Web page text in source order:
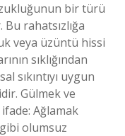
bir türü
rahatsızlığa
veya üzüntü hissi
sıklığından
sıkıntıyı uygun
Gülmek ve
Ağlamak
olumsuz